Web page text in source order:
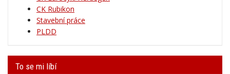
CK Rubikon
Stavební práce
PLDD
To se mi líbí